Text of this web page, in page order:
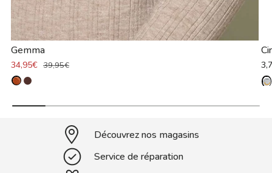
Gemma
34,95€ 39,95€
Découvrez nos magasins
Service de réparation